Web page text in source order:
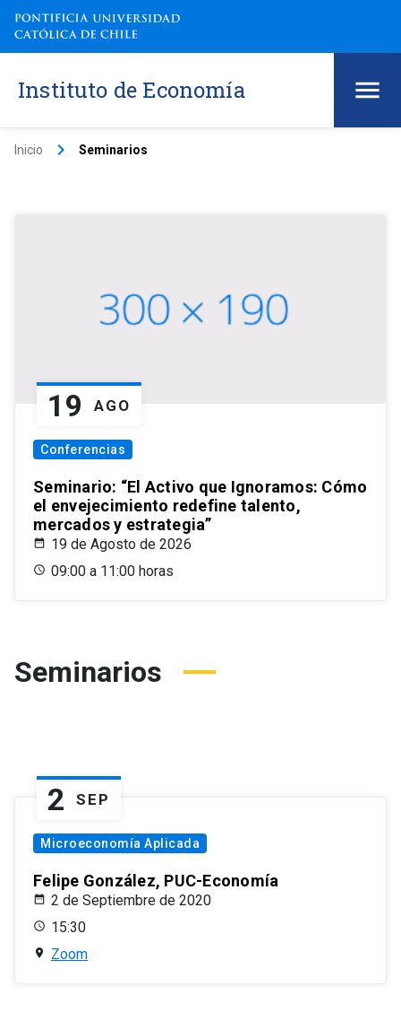
Instituto de Economía
Inicio keyboard_arrow_right Seminarios
19 AGO
Conferencias
Seminario: “El Activo que Ignoramos: Cómo
el envejecimiento redefine talento,
mercados y estrategia”
19 de Agosto de 2026
09:00 a 11:00 horas
Seminarios
2 SEP
Microeconomía Aplicada
Felipe González, PUC-Economía
2 de Septiembre de 2020
15:30
Zoom